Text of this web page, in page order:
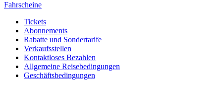
Fahrscheine
Tickets
Abonnements
Rabatte und Sondertarife
Verkaufsstellen
Kontaktloses Bezahlen
Allgemeine Reisebedingungen
Geschäftsbedingungen